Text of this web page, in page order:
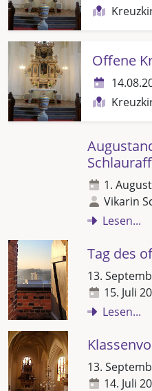
Offene
1.
Vikarin
Lesen...
Tag des
13.
15. Juli
Lesen...
13.
14. Juli